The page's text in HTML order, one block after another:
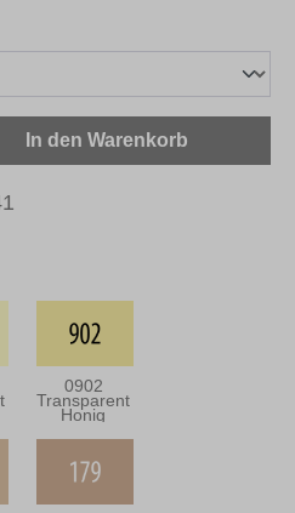
0902
Transparent
Honig
den gewünschten
In den Warenkorb